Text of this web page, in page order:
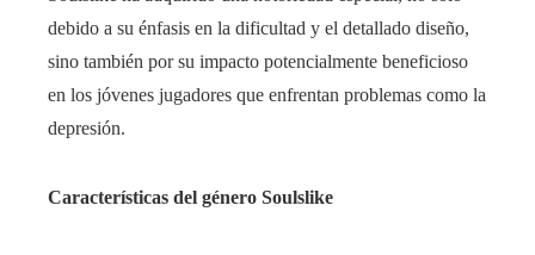
debido a su énfasis en la dificultad y el detallado diseño,
sino también por su impacto potencialmente beneficioso
en los jóvenes jugadores que enfrentan problemas como la
depresión.
Características del género Soulslike